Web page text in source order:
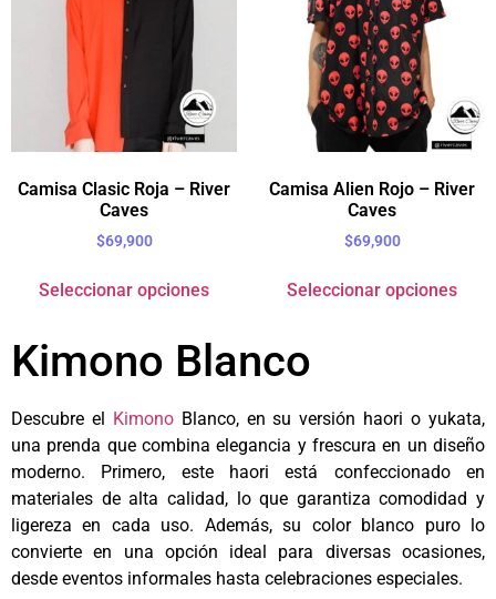
Camisa Clasic Roja – River
Caves
$69,900
Seleccionar opciones
Camisa Alien Rojo – River
Caves
$69,900
Seleccionar opciones
Kimono Blanco
Descubre el KimonoBlanco, en su versión haori o yukata,
una prenda que combina elegancia y frescura en un diseño
moderno. Primero, este haori está confeccionado en
materiales de alta calidad, lo que garantiza comodidad y
ligereza en cada uso. Además, su color blanco puro lo
convierte en una opción ideal para diversas ocasiones,
desde eventos informales hasta celebraciones especiales.